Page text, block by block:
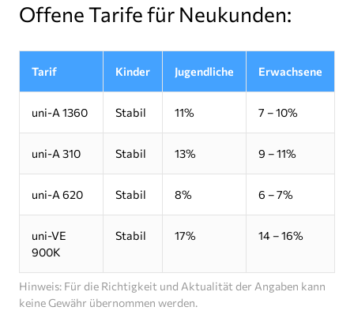
Offene Tarife für Neukunden:
Tarif Kinder Jugendliche Erwachsene
uni-A 1360 Stabil 11% 7 – 10%
uni-A 310 Stabil 13% 9 – 11%
uni-A 620 Stabil 8% 6 – 7%
uni-VE
900K
Stabil 17% 14 – 16%
Hinweis: Für die Richtigkeit und Aktualität der Angaben kann
keine Gewähr übernommen werden.